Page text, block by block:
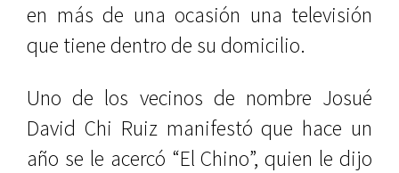
en más de una ocasión una televisión
que tiene dentro de su domicilio.
Uno de los vecinos de nombre Josué
David Chi Ruiz manifestó que hace un
año se le acercó “El Chino”, quien le dijo